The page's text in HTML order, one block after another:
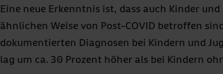
Eine neue Erkenntnis ist, dass auch Kinder
ähnlichen Weise von Post-COVID betroffen
dokumentierten Diagnosen bei Kindern und
lag um ca. 30 Prozent höher als bei Kindern